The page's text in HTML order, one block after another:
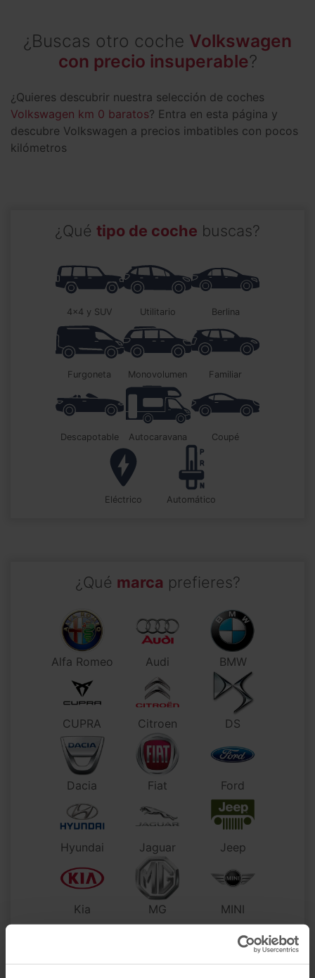
¿Buscas otro coche Volkswagen
con precio insuperable?
¿Quieres descubrir nuestra selección de coches
Volkswagen km 0 baratos? Entra en esta página y
descubre Volkswagen a precios imbatibles con pocos
kilómetros
¿Qué tipo de coche buscas?
4x4 y SUV utilitario berlina
furgoneta monovolumen familiar
descapotable autocaravana coupé
Eléctrico automático
¿Qué marca prefieres?
Alfa Romeo Audi BMW
CUPRA Citroen DS
Dacia Fiat Ford
Hyundai Jaguar Jeep
Kia MG MINI